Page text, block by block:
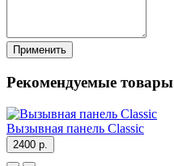
Применить
Рекомендуемые товары
Вызывная панель Classic
2400 р.